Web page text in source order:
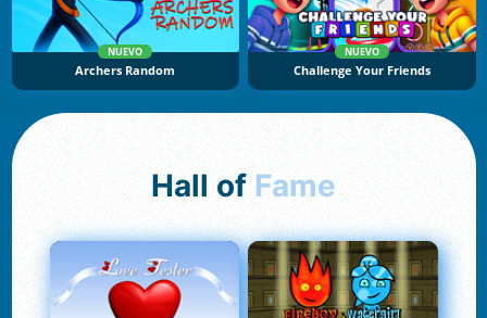
NUEVO
Archers Random
NUEVO
Challenge Your Friends
Hall of Fame